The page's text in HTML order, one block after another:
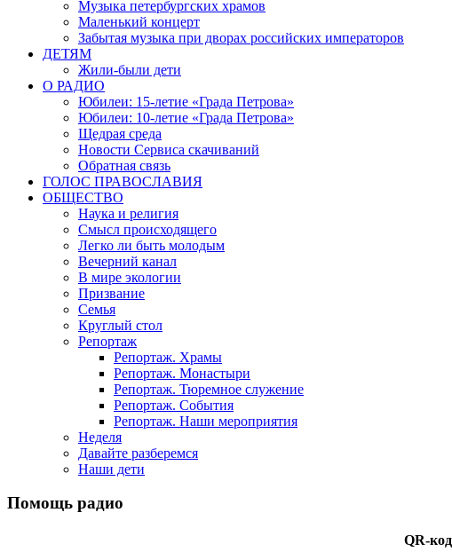
Музыка петербургских храмов
Маленький концерт
Забытая музыка при дворах российских императоров
ДЕТЯМ
Жили-были дети
О РАДИО
Юбилеи: 15-летие «Града Петрова»
Юбилеи: 10-летие «Града Петрова»
Щедрая среда
Новости Сервиса скачиваний
Обратная связь
ГОЛОС ПРАВОСЛАВИЯ
ОБЩЕСТВО
Наука и религия
Смысл происходящего
Легко ли быть молодым
Вечерний канал
В мире экологии
Призвание
Семья
Круглый стол
Репортаж
Репортаж. Храмы
Репортаж. Монастыри
Репортаж. Тюремное служение
Репортаж. События
Репортаж. Наши мероприятия
Неделя
Давайте разберемся
Наши дети
Помощь радио
QR-